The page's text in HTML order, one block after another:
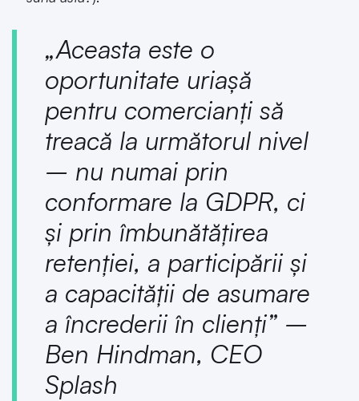
„Aceasta este o
oportunitate uriașă
pentru comercianți să
treacă la următorul nivel
– nu numai prin
conformare la GDPR, ci
și prin îmbunătățirea
retenției, a participării și
a capacității de asumare
a încrederii în clienți” –
Ben Hindman, CEO
Splash